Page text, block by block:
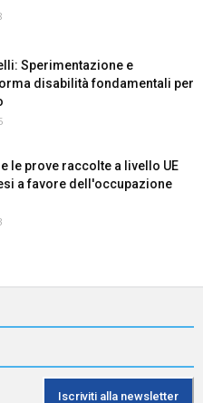
Sperimentazione e
disabilità fondamentali per
le prove raccolte a livello UE
a favore dell'occupazione